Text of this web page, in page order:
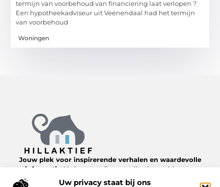
Uw privacy staat bij ons
termijn van voorbehoud van financiering laat verlopen ?
Een hypotheekadviseur uit Veenendaal had het termijn
van voorbehoud
Woningen
Jouw plek voor inspirerende verhalen en waardevolle
informatie.
Verken een diverse collectie van blogs en
artikelen over het dagelijks leven, van nuttige tips tot